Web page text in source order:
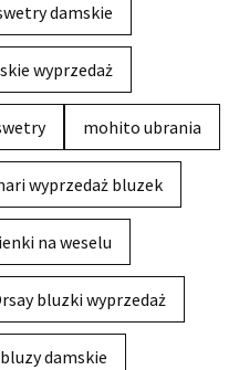
damskie
wyprzedaż
mohito ubrania
wyprzedaż bluzek
na weselu
bluzki wyprzedaż
damskie